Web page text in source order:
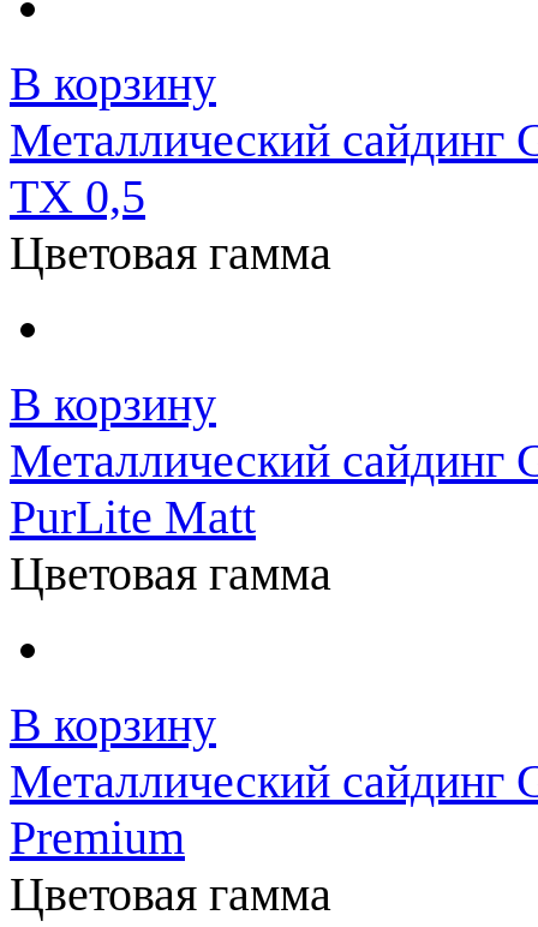
В корзину
Металлический сайдинг
TX 0,5
Цветовая гамма
В корзину
Металлический сайдинг
PurLite Matt
Цветовая гамма
В корзину
Металлический сайдинг
Premium
Цветовая гамма